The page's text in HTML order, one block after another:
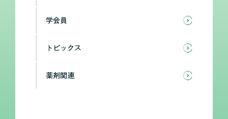
学会員
トピックス
薬剤関連